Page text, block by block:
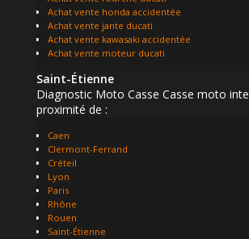
Achat vente honda accidentée
Achat vente jante ducati
Achat vente kawasaki accidentée
Achat vente moteur ducati
Saint-Étienne
Diagnostic Moto Casse Casse moto
proximité de :
Caen
Clermont-Ferrand
Créteil
Lyon
Paris
Rhône
Rouen
Saint-Étienne